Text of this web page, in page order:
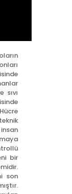
sıvı
bir
son